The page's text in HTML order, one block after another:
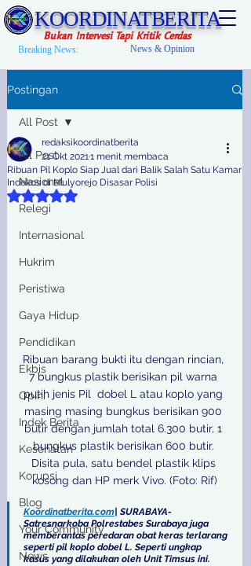
KOORDINATBERITA
Bukan Intervesi Tapi Kritik Cerdas
Breaking News: News & Opinion
Postingan
All Post
Nasional
Relegi
Internasional
Hukrim
Peristiwa
Gaya Hidup
Pendidikan
Ekbis
Opini
Indek Berita
Kesehatan
Korupsi
Blog
Your Community
News
All Post
Ribuan Pil Koplo Siap Jual dari Balik Salah Satu Kamar
Indekos di Mulyorejo Disasar Polisi
redaksikoordinatberita
21 Okt 20211 menit membaca
Dinilai NaN dari 5 bintang.
Ribuan barang bukti itu dengan rincian,
7 bungkus plastik berisikan pil warna
putih jenis Pil  dobel L atau koplo yang
masing masing bungkus berisikan 900
butir dengan jumlah total 6.300 butir, 1
bungkus plastik berisikan 600 butir.
Disita pula, satu bendel plastik klips
kosong dan HP merk Vivo. (Foto: Rif)
Koordinatberita.com | SURABAYA-
Satresnarkoba Polrestabes Surabaya juga
memberantas peredaran obat keras terlarang
seperti pil koplo dobel L. Seperti ungkap
kasus yang dilakukan oleh Unit Timsus ini.